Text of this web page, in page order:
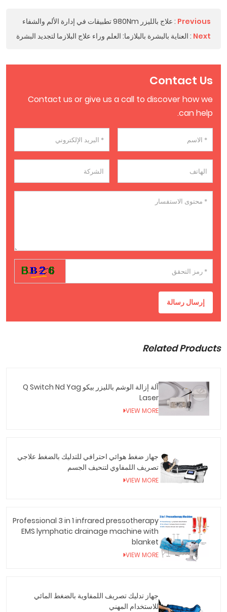
Previous
: علاج بالليزر 980Nm تطبيقات في إدارة الألم والشفاء
Next
: العناية بالبشرة بالبلازما: العلم وراء علاج البلازما لتجديد البشرة
Contact Us
Contact us or give us a call to discover how we
can help.
إرسال رسالة
Related Products
آلة إزالة الوشم بالليزر بيكو Q Switch Nd Yag
Laser
VIEW MORE
جهاز ضغط هوائي احترافي للتدليك بالضغط علاجي
تصريف اللمفاوي لتنحيف الجسم
VIEW MORE
Professional 3 in 1 infrared pressotherapy
EMS lymphatic drainage machine with
blanket
VIEW MORE
جهاز تدليك تصريف اللمفاوية بالضغط المائي
للاستخدام المهني